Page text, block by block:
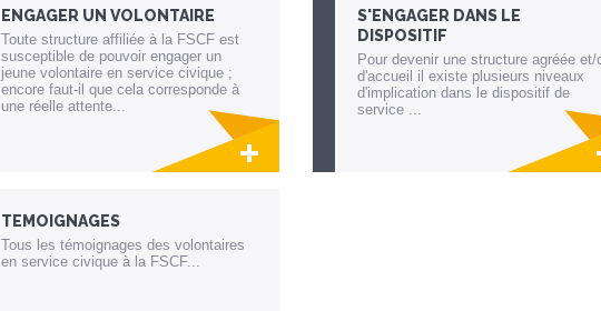
ENGAGER UN VOLONTAIRE
Toute structure affiliée à la FSCF est
susceptible de pouvoir engager un
jeune volontaire en service civique ;
encore faut-il que cela corresponde à
une réelle attente...
S'ENGAGER DANS LE
DISPOSITIF
Pour devenir une structure agréée et/
d'accueil il existe plusieurs niveaux
d'implication dans le dispositif de
service ...
TEMOIGNAGES
Tous les témoignages des volontaires
en service civique à la FSCF...